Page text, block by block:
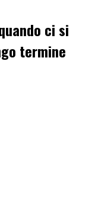
ci si
termine